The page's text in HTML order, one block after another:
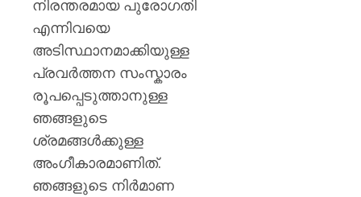
നിരന്തരമായ പുരോഗതി
എന്നിവയെ
അടിസ്ഥാനമാക്കിയുള്ള
പ്രവർത്തന സംസ്കാരം
രൂപപ്പെടുത്താനുള്ള
ഞങ്ങളുടെ
ശ്രമങ്ങൾക്കുള്ള
അംഗീകാരമാണിത്.
ഞങ്ങളുടെ നിർമാണ